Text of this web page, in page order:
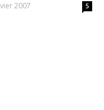
2007 5